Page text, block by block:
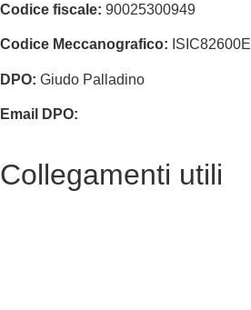
Codice fiscale: 90025300949
Codice Meccanografico: ISIC82600E
DPO: Giudo Palladino
Email DPO:
Collegamenti utili